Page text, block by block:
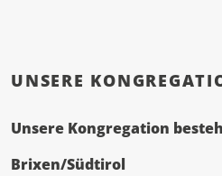
UNSERE
Unsere Kongregation
Brixen/Südtirol